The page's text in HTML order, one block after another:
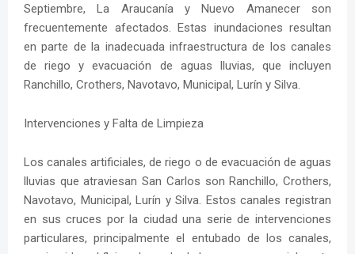
Septiembre, La Araucanía y Nuevo Amanecer son
frecuentemente afectados. Estas inundaciones resultan
en parte de la inadecuada infraestructura de los canales
de riego y evacuación de aguas lluvias, que incluyen
Ranchillo, Crothers, Navotavo, Municipal, Lurín y Silva.
Intervenciones y Falta de Limpieza
Los canales artificiales, de riego o de evacuación de aguas
lluvias que atraviesan San Carlos son Ranchillo, Crothers,
Navotavo, Municipal, Lurín y Silva. Estos canales registran
en sus cruces por la ciudad una serie de intervenciones
particulares, principalmente el entubado de los canales,